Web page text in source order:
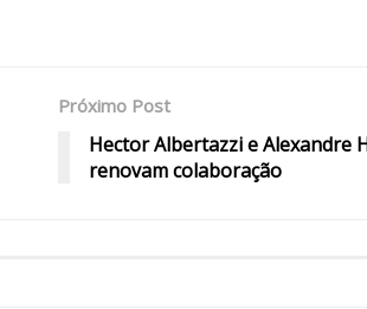
Próximo Post
Hector Albertazzi e Alexandre
renovam colaboração